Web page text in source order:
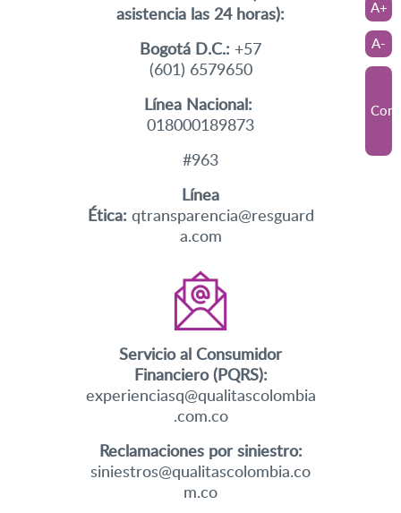
A+
A-
asistencia las 24 horas):
Bogotá D.C.: +57
(601) 6579650
Línea Nacional:
018000189873
#963
Línea
Ética: qtransparencia@resguard
a.com
Servicio al Consumidor
Financiero (PQRS):
experienciasq@qualitascolombia
.com.co
Reclamaciones por siniestro:
siniestros@qualitascolombia.co
m.co